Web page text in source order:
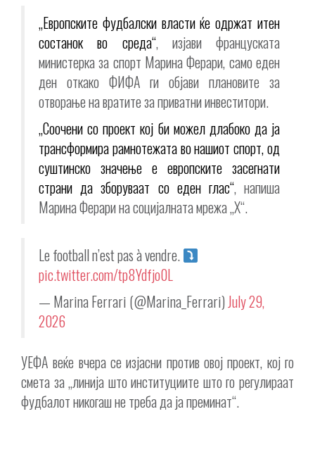
„Европските фудбалски власти ќе одржат итен
состанок во среда“, изјави француската
министерка за спорт Марина Ферари, само еден
ден откако ФИФА ги објави плановите за
отворање на вратите за приватни инвеститори.
„Соочени со проект кој би можел длабоко да ја
трансформира рамнотежата во нашиот спорт, од
суштинско значење е европските засегнати
страни да зборуваат со еден глас“, напиша
Марина Ферари на социјалната мрежа „X“.
Le football n’est pas à vendre.
pic.twitter.com/tp8Ydfjo0L
— Marina Ferrari (@Marina_Ferrari) July 29,
2026
УЕФА веќе вчера се изјасни против овој проект, кој го
смета за „линија што институциите што го регулираат
фудбалот никогаш не треба да ја преминат“.